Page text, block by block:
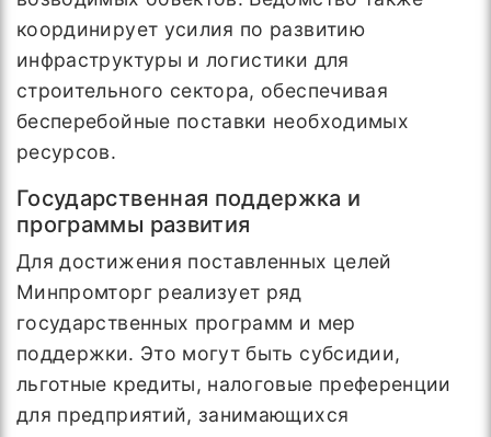
координирует усилия по развитию
инфраструктуры и логистики для
строительного сектора, обеспечивая
бесперебойные поставки необходимых
ресурсов.
Государственная поддержка и
программы развития
Для достижения поставленных целей
Минпромторг реализует ряд
государственных программ и мер
поддержки. Это могут быть субсидии,
льготные кредиты, налоговые преференции
для предприятий, занимающихся